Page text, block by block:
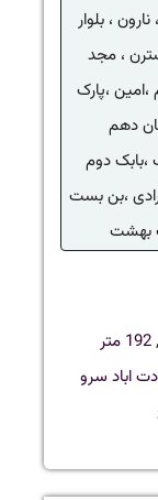
عبقری) ، باغستان ، باغستان ۱،باغستان ۲، نارون ، بلوار
، مجد
،پارک
دهم
،بابک دوم
،بن بست
بهشت
,
192 متر
اباد سرو